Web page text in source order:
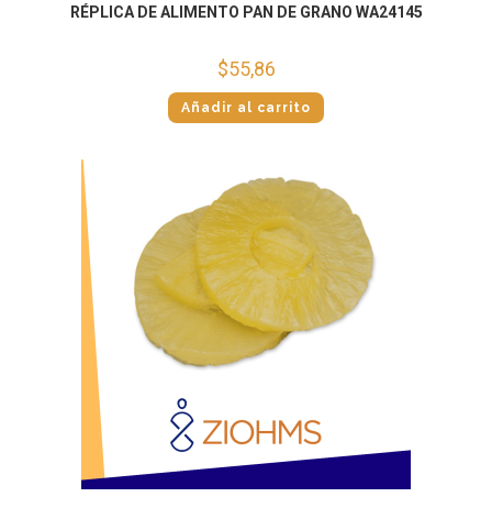
RÉPLICA DE ALIMENTO PAN DE GRANO WA24145
$55,86
Añadir al carrito